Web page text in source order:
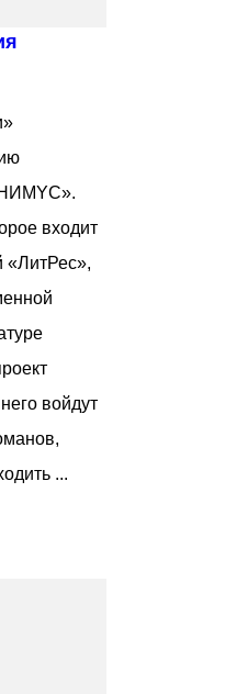
входит
«ЛитРес»,
войдут
...